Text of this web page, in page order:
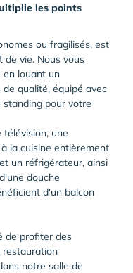
les points
ou fragilisés, est
de vie. Nous vous
en louant un
qualité, équipé avec
pour votre
une
la cuisine entièrement
un réfrigérateur, ainsi
douche
d'un balcon
de profiter des
restauration
notre salle de